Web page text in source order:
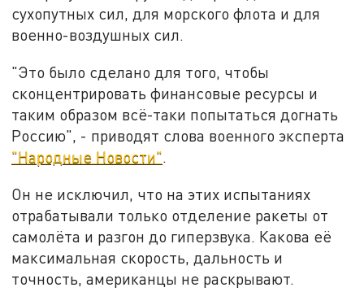
сухопутных сил, для морского флота и для
военно-воздушных сил.
"Это было сделано для того, чтобы
сконцентрировать финансовые ресурсы и
таким образом всё-таки попытаться догнать
Россию", - приводят слова военного эксперта
"Народные Новости".
Он не исключил, что на этих испытаниях
отрабатывали только отделение ракеты от
самолёта и разгон до гиперзвука. Какова её
максимальная скорость, дальность и
точность, американцы не раскрывают.